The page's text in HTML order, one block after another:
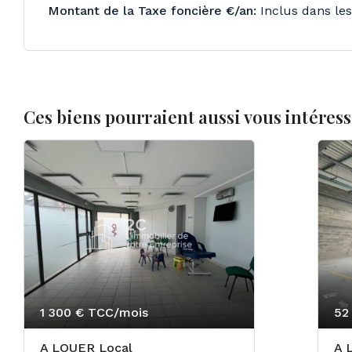
Montant de la Taxe foncière €/an: Inclus dans
Ces biens pourraient aussi vous
A LOUER Local
1 300 € TCC/mois
A